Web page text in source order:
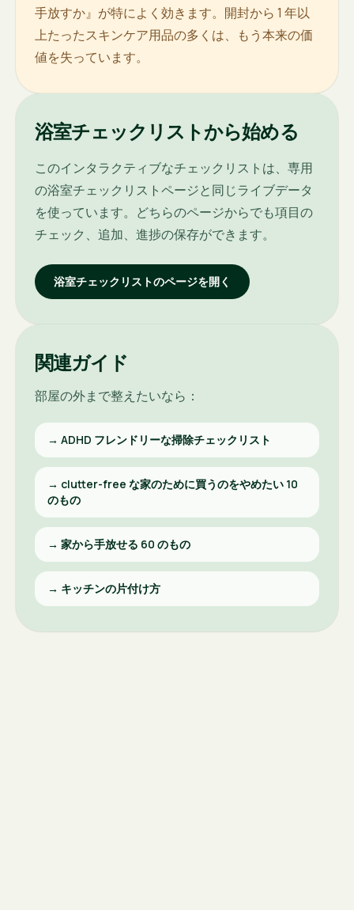
手放すか』が特によく効きます。開封から 1 年以
上たったスキンケア用品の多くは、もう本来の価
値を失っています。
浴室チェックリストから始める
このインタラクティブなチェックリストは、専用
の浴室チェックリストページと同じライブデータ
を使っています。どちらのページからでも項目の
チェック、追加、進捗の保存ができます。
浴室チェックリストのページを開く
関連ガイド
部屋の外まで整えたいなら：
→ ADHD フレンドリーな掃除チェックリスト
→ clutter-free な家のために買うのをやめたい 10
のもの
→ 家から手放せる 60 のもの
→ キッチンの片付け方